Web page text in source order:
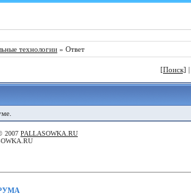
технологии » Ответ
[Поиск] |
2007 PALLASOWKA.RU